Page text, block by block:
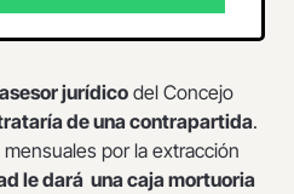
jurídicodel Concejo
de una contrapartida.
mensuales por la extracción
le dará una caja mortuoria